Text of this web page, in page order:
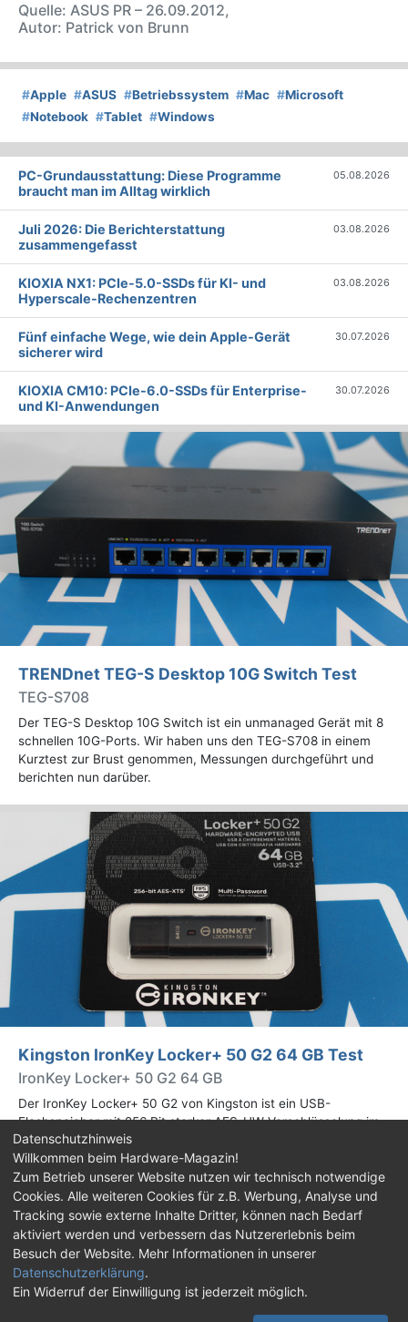
Quelle: ASUS PR – 26.09.2012,
Autor: Patrick von Brunn
#Apple #ASUS #Betriebssystem #Mac #Microsoft
#Notebook #Tablet #Windows
PC-Grundausstattung: Diese Programme
braucht man im Alltag wirklich
05.08.2026
Juli 2026: Die Bericht­erstattung
zusammengefasst
03.08.2026
KIOXIA NX1: PCIe-5.0-SSDs für KI- und
Hyperscale-Rechenzentren
03.08.2026
Fünf einfache Wege, wie dein Apple-Gerät
sicherer wird
30.07.2026
KIOXIA CM10: PCIe-6.0-SSDs für Enterprise-
und KI-Anwendungen
30.07.2026
TRENDnet TEG-S Desktop 10G Switch Test
TEG-S708
Der TEG-S Desktop 10G Switch ist ein unmanaged Gerät mit 8
schnellen 10G-Ports. Wir haben uns den TEG-S708 in einem
Kurztest zur Brust genommen, Messungen durchgeführt und
berichten nun darüber.
Kingston IronKey Locker+ 50 G2 64 GB Test
IronKey Locker+ 50 G2 64 GB
Der IronKey Locker+ 50 G2 von Kingston ist ein USB-
Flashspeicher mit 256 Bit starker AES-HW-Verschlüsselung im
XTS-Modus. Wir haben das 64-GB-Modell im Praxistest
genauer begutachtet.
Impressum| Kontakt |Jobs |Datenschutz |
Consent‑Einstellungen |Haftungsausschluss
Feed Facebook
Twitch
Discord
Datenschutzhinweis
Willkommen beim Hardware-Magazin!
Zum Betrieb unserer Website nutzen wir technisch notwendige
Cookies. Alle weiteren Cookies für z.B. Werbung, Analyse und
Tracking sowie externe Inhalte Dritter, können nach Bedarf
aktiviert werden und verbessern das Nutzererlebnis beim
Besuch der Website. Mehr Informationen in unserer
Datenschutzerklärung.
Ein Widerruf der Einwilligung ist jederzeit möglich.